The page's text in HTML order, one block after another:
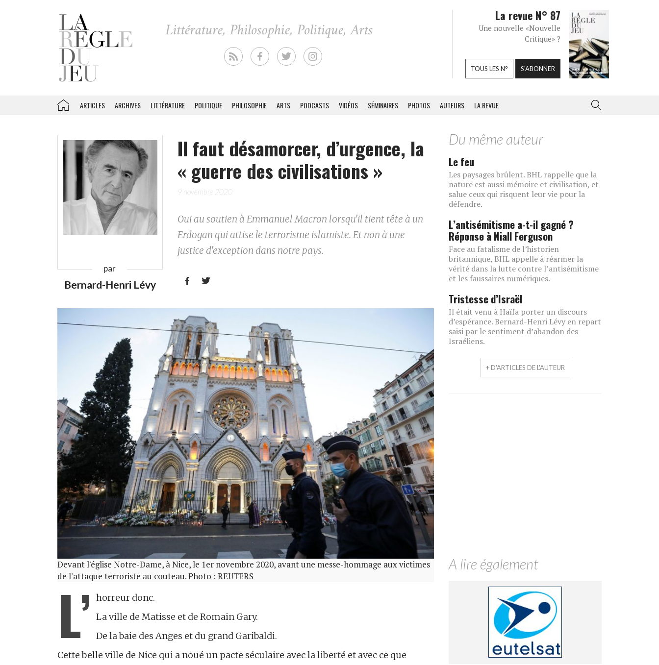
La revue N° 87
Une nouvelle «Nouvelle
Critique» ?
TOUS LES N° S'ABONNER
ARTICLES ARCHIVES LITTÉRATURE POLITIQUE PHILOSOPHIE ARTS PODCASTS VIDÉOS SÉMINAIRES PHOTOS AUTEURS LA REVUE
par
Bernard-Henri Lévy
Il faut désamorcer, d’urgence, la
« guerre des civilisations »
9 novembre 2020
Oui au soutien à Emmanuel Macron lorsqu'il tient tête à un
Erdogan qui attise le terrorisme islamiste. Et non à une
justice d'exception dans notre pays.
 
Devant l'église Notre-Dame, à Nice, le 1er novembre 2020, avant une messe-hommage aux victimes
de l'attaque terroriste au couteau. Photo : REUTERS
L’
horreur donc.
La ville de Matisse et de Romain Gary.
De la baie des Anges et du grand Garibaldi.
Cette belle ville de Nice qui a noué un pacte séculaire avec la liberté et avec ce que
Du même auteur
Le feu
Les paysages brûlent. BHL rappelle que la
nature est aussi mémoire et civilisation, et
salue ceux qui risquent leur vie pour la
défendre.
L’antisémitisme a-t-il gagné ?
Réponse à Niall Ferguson
Face au fatalisme de l’historien
britannique, BHL appelle à réarmer la
vérité dans la lutte contre l’antisémitisme
et les faussaires numériques.
Tristesse d’Israël
Il était venu à Haïfa porter un discours
d’espérance. Bernard-Henri Lévy en repart
saisi par le sentiment d’abandon des
Israéliens.
+ D'ARTICLES DE L'AUTEUR
A lire également